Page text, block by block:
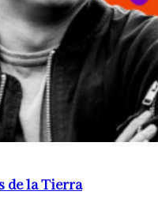
de la Tierra